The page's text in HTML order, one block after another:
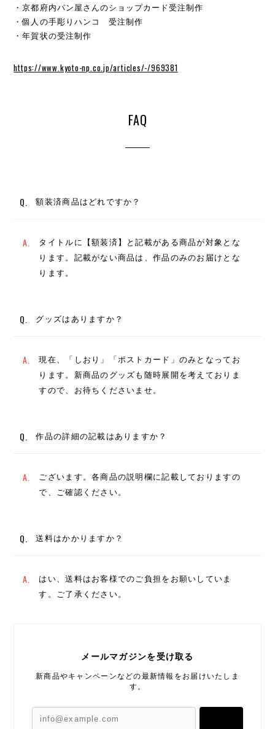
・京都府内パン屋さんのショップカード受注制作
・個人の手彫りハンコ 受注制作
・年賀状の受注制作
https://www.kyoto-np.co.jp/articles/-/969381
FAQ
Q. 額装済商品はどれですか？
A.
タイトルに【額装済】と記載がある商品が対象とな
ります。記載がない商品は、作品のみのお届けとな
ります。
Q. グッズはありますか？
A.
現在、「しおり」「ポストカード」のみとなってお
ります。新商品のグッズも随時展開を考えておりま
すので、お待ちくださいませ。
Q. 作品の詳細の記載はありますか？
A.
ございます。各商品の説明欄に記載しておりますの
で、ご確認ください。
Q. 送料はかかりますか？
A.
はい、送料はお客様でのご負担をお願いしていま
す。ご了承ください。
メールマガジンを受け取る
新商品やキャンペーンなどの最新情報をお届けいたしま
す。